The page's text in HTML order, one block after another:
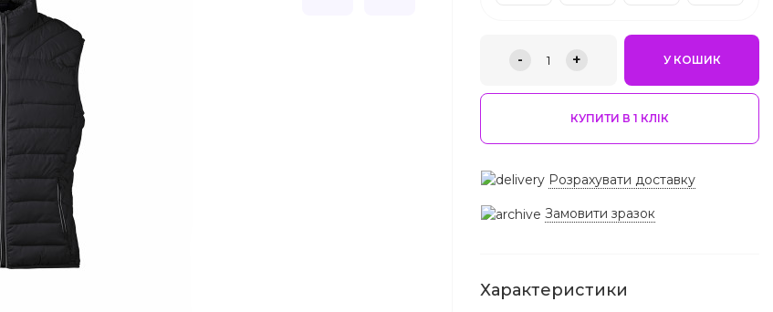
- 1 + У КОШИК
КУПИТИ В 1 КЛIК
Розрахувати доставку
Замовити зразок
Характеристики